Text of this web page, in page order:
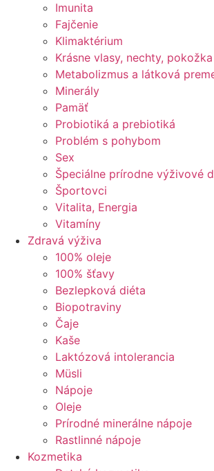
Imunita
Fajčenie
Klimaktérium
Krásne vlasy, nechty, pokožka
Metabolizmus a látková
Minerály
Pamäť
Probiotiká a prebiotiká
Problém s pohybom
Sex
Špeciálne prírodne výživové
Športovci
Vitalita, Energia
Vitamíny
Zdravá výživa
100% oleje
100% šťavy
Bezlepková diéta
Biopotraviny
Čaje
Kaše
Laktózová intolerancia
Müsli
Nápoje
Oleje
Prírodné minerálne nápoje
Rastlinné nápoje
Kozmetika